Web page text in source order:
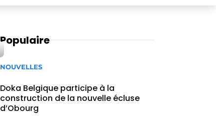
Populaire
NOUVELLES
Doka Belgique participe à la
construction de la nouvelle écluse
d’Obourg